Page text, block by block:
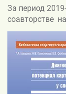
За период
соавторстве